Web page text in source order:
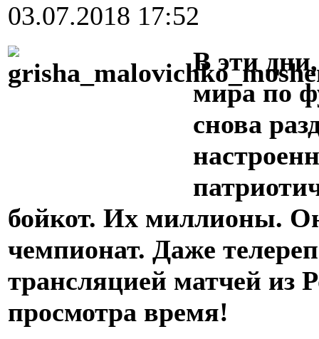
03.07.2018 17:52
В эти
мира по
снова
бойкот. Их миллионы.
чемпионат. Даже
трансляцией матчей из
просмотра время!